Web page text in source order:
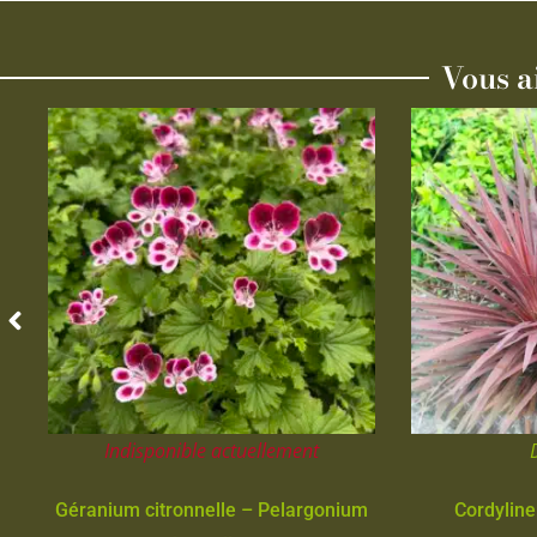
Vous
Indisponible actuellement
Géranium citronnelle – Pelargonium